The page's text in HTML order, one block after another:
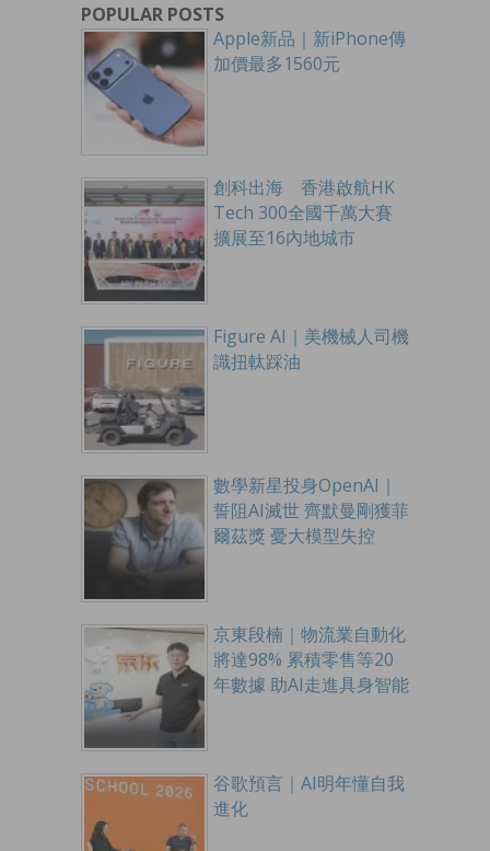
POPULAR POSTS
Apple新品｜新iPhone傳
加價最多1560元
創科出海 香港啟航HK
Tech 300全國千萬大賽
擴展至16內地城市
Figure AI｜美機械人司機
識扭軚踩油
數學新星投身OpenAI｜
誓阻AI滅世 齊默曼剛獲菲
爾茲獎 憂大模型失控
京東段楠｜物流業自動化
將達98% 累積零售等20
年數據 助AI走進具身智能
谷歌預言｜AI明年懂自我
進化